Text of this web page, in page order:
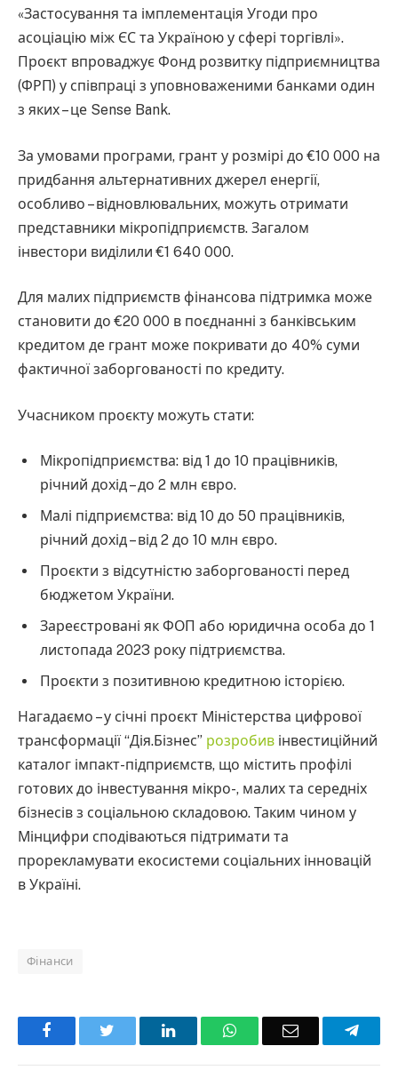
«Застосування та імплементація Угоди про
асоціацію між ЄС та Україною у сфері торгівлі».
Проєкт впроваджує Фонд розвитку підприємництва
(ФРП) у співпраці з уповноваженими банками один
з яких – це Sense Bank.
За умовами програми, грант у розмірі до €10 000 на
придбання альтернативних джерел енергії,
особливо – відновлювальних, можуть отримати
представники мікропідприємств. Загалом
інвестори виділили €1 640 000.
Для малих підприємств фінансова підтримка може
становити до €20 000 в поєднанні з банківським
кредитом де грант може покривати до 40% суми
фактичної заборгованості по кредиту.
Учасником проєкту можуть стати:
Мікропідприємства: від 1 до 10 працівників,
річний дохід – до 2 млн євро.
Малі підприємства: від 10 до 50 працівників,
річний дохід – від 2 до 10 млн євро.
Проєкти з відсутністю заборгованості перед
бюджетом України.
Зареєстровані як ФОП або юридична особа до 1
листопада 2023 року підтриємства.
Проєкти з позитивною кредитною історією.
Нагадаємо – у січні проєкт Міністерства цифрової
трансформації “Дія.Бізнес” розробив інвестиційний
каталог імпакт-підприємств, що містить профілі
готових до інвестування мікро-, малих та середніх
бізнесів з соціальною складовою. Таким чином у
Мінцифри сподіваються підтримати та
прорекламувати екосистеми соціальних інновацій
в Україні.
Фінанси
Facebook LinkedInWhatsAppEmail